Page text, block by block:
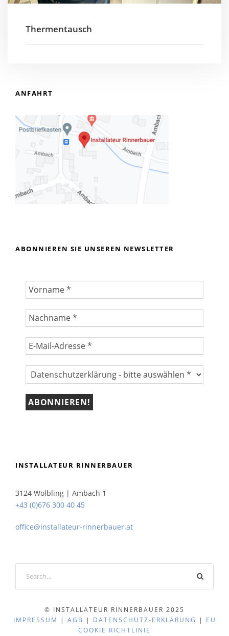
Thermentausch
ANFAHRT
ABONNIEREN SIE UNSEREN NEWSLETTER
INSTALLATEUR RINNERBAUER
3124 Wölbling | Ambach 1
+43 (0)676 300 40 45
office@installateur-rinnerbauer.at
© INSTALLATEUR RINNERBAUER 2025
IMPRESSUM
| AGB | DATENSCHUTZ-ERKLÄRUNG | EU
COOKIE RICHTLINIE